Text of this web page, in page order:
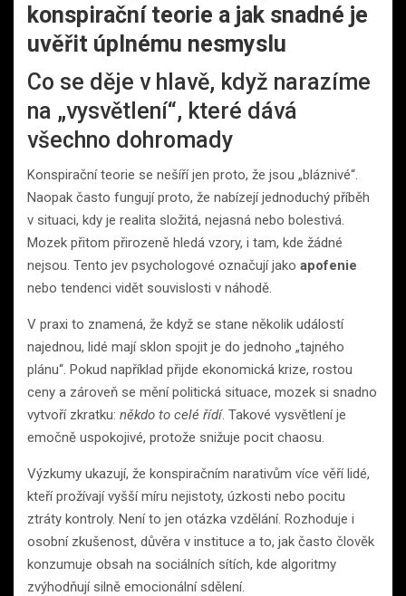
konspirační teorie a jak snadné je
uvěřit úplnému nesmyslu
Co se děje v hlavě, když narazíme
na „vysvětlení“, které dává
všechno dohromady
Konspirační teorie se nešíří jen proto, že jsou „bláznivé“.
Naopak často fungují proto, že nabízejí jednoduchý příběh
v situaci, kdy je realita složitá, nejasná nebo bolestivá.
Mozek přitom přirozeně hledá vzory, i tam, kde žádné
nejsou. Tento jev psychologové označují jako apofenie
nebo tendenci vidět souvislosti v náhodě.
V praxi to znamená, že když se stane několik událostí
najednou, lidé mají sklon spojit je do jednoho „tajného
plánu“. Pokud například přijde ekonomická krize, rostou
ceny a zároveň se mění politická situace, mozek si snadno
vytvoří zkratku: někdo to celé řídí. Takové vysvětlení je
emočně uspokojivé, protože snižuje pocit chaosu.
Výzkumy ukazují, že konspiračním narativům více věří lidé,
kteří prožívají vyšší míru nejistoty, úzkosti nebo pocitu
ztráty kontroly. Není to jen otázka vzdělání. Rozhoduje i
osobní zkušenost, důvěra v instituce a to, jak často člověk
konzumuje obsah na sociálních sítích, kde algoritmy
zvýhodňují silně emocionální sdělení.